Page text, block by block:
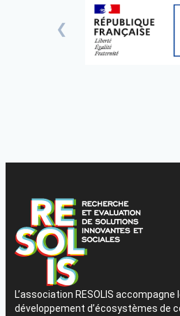
L’association RESOLIS accompagne
développement d’écosystèmes de